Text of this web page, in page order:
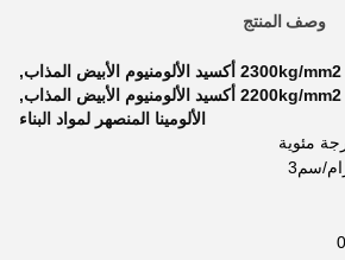
وصف المنتج
2300kg/mm2 أكسيد الألومنيوم الأبيض المذاب
,
2200kg/mm2 أكسيد الألومنيوم الأبيض المذاب
,
الألومينا المنصهر لمواد البناء